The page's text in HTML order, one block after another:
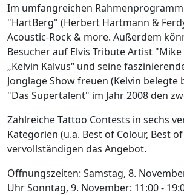
Im umfangreichen
"HartBerg" (Herbert Hartmann &
Acoustic-Rock & more. Außerdem
Besucher auf Elvis Tribute Artist
„Kelvin Kalvus“ und seine
Jonglage Show freuen (Kelvin belegte
"Das Supertalent" im Jahr 2008 den
Zahlreiche Tattoo Contests in sechs
Kategorien (u.a. Best of Colour, Best
vervollständigen das Angebot.
Öffnungszeiten: Samstag, 8.
Uhr Sonntag, 9. November: 11:00 -